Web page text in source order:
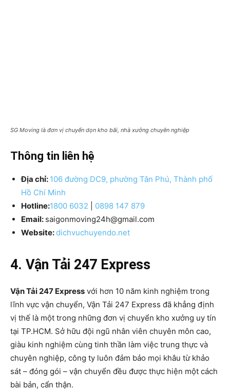
SG Moving là đơn vị chuyển dọn kho bãi, nhà xưởng chuyên nghiệp
Thông tin liên hệ
Địa chỉ: 106 đường DC9, phường Tân Phú, Thành phố
Hồ Chí Minh
Hotline:1800 6032
0898 147 879
Email: saigonmoving24h@gmail.com
Website:dichvuchuyendo.net
4. Vận Tải 247 Express
Vận Tải 247 Express với hơn 10 năm kinh nghiệm trong
lĩnh vực vận chuyển, Vận Tải 247 Express đã khẳng định
vị thế là một trong những đơn vị chuyển kho xưởng uy tín
tại TP.HCM. Sở hữu đội ngũ nhân viên chuyên môn cao,
giàu kinh nghiệm cùng tinh thần làm việc trung thực và
chuyên nghiệp, công ty luôn đảm bảo mọi khâu từ khảo
sát – đóng gói – vận chuyển đều được thực hiện một cách
bài bản, cẩn thận.